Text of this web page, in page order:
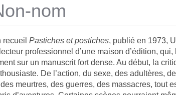
nom
recueil Pastiches et postiches, publié en 1973,
professionnel d’une maison d’édition, qui,
sur un manuscrit fort dense. Au début, la
De l’action, du sexe, des adultères,
meurtres, des guerres, des massacres, tout